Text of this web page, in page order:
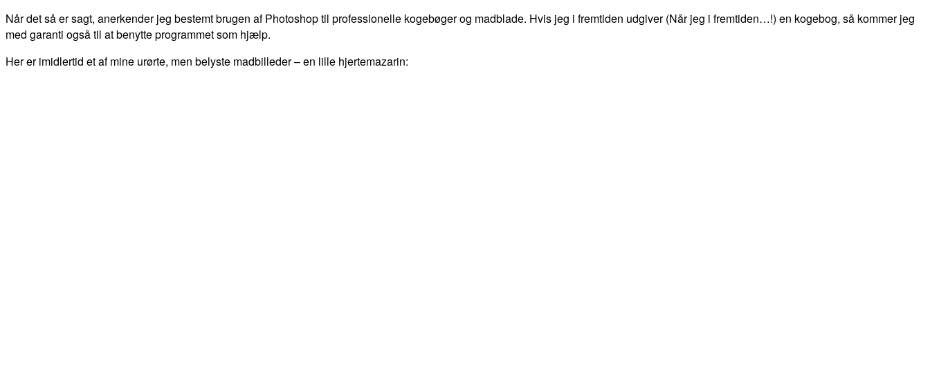
Når det så er sagt, anerkender jeg bestemt brugen af Photoshop til professionelle kogebøger og madblade. Hvis jeg i fremtiden udgiver (Når jeg i fremtiden…!) en kogebog, så kommer jeg
med garanti også til at benytte programmet som hjælp.
Her er imidlertid et af mine urørte, men belyste madbilleder – en lille hjertemazarin: